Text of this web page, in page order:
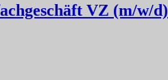
VZ (m/w/d)